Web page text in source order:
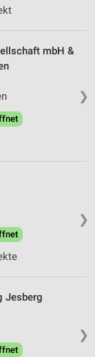
❯
mbH &
❯
❯
Jesberg